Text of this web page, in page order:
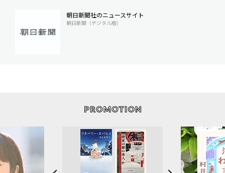
朝日新聞社のニュースサイト
朝日新聞（デジタル版）